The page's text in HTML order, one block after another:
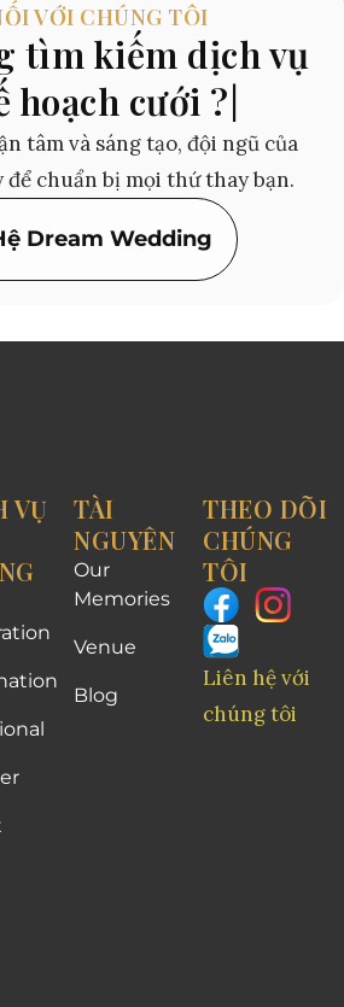
VỚI CHÚNG TÔI
tìm kiếm dịch vụ
hoạch cưới ?|
tâm và sáng tạo, đội ngũ của
để chuẩn bị mọi thứ thay bạn.
Dream Wedding
VỤ
TÀI
NGUYÊN
Our
Memories
Venue
Blog
THEO DÕI
CHÚNG
TÔI
Liên hệ với
chúng tôi